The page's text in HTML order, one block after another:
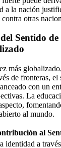
a la nación
otras
Sentido
más
de fronteras,
con un
La
al mundo.
al
identidad a